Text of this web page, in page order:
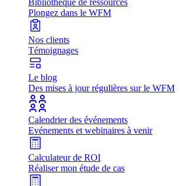
Bibliothèque de ressources
Plongez dans le WFM
Nos clients
Témoignages
Le blog
Des mises à jour régulières sur le WFM
Calendrier des événements
Evénements et webinaires à venir
Calculateur de ROI
Réaliser mon étude de cas